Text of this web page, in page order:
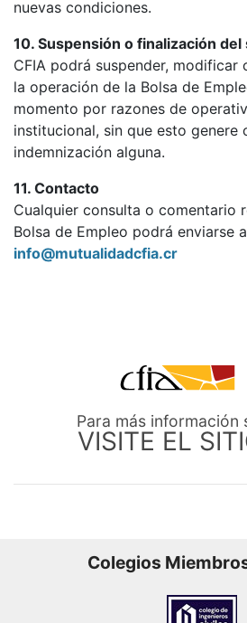
nuevas condiciones.
10. Suspensión o finalización
CFIA podrá suspender, modificar
la operación de la Bolsa de
momento por razones de
institucional, sin que esto genere
indemnización alguna.
11. Contacto
Cualquier consulta o comentario
Bolsa de Empleo podrá enviarse
info@mutualidadcfia.cr
Para más información
VISITE EL
Colegios